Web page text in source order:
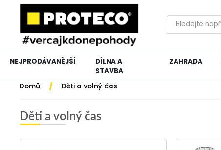
NEJPRODÁVANĚJŠÍ
DÍLNA A
STAVBA
ZAHRADA
Domů / Děti a volný čas
Děti a volný čas